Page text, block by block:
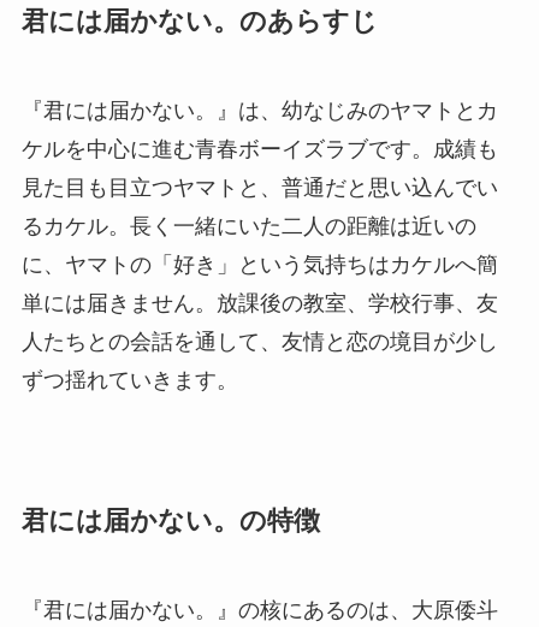
君には届かない。のあらすじ
『君には届かない。』は、幼なじみのヤマトとカ
ケルを中心に進む青春ボーイズラブです。成績も
見た目も目立つヤマトと、普通だと思い込んでい
るカケル。長く一緒にいた二人の距離は近いの
に、ヤマトの「好き」という気持ちはカケルへ簡
単には届きません。放課後の教室、学校行事、友
人たちとの会話を通して、友情と恋の境目が少し
ずつ揺れていきます。
君には届かない。の特徴
『君には届かない。』の核にあるのは、大原倭斗